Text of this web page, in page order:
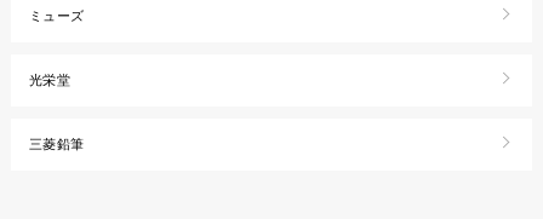
ミューズ
光栄堂
三菱鉛筆